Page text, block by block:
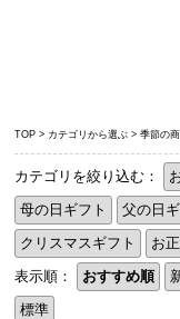
TOP > カテゴリから選ぶ > 季節の
カテゴリを絞り込む：
母の日ギフト
父の日
クリスマスギフト
お
表示順：
おすすめ順
標準